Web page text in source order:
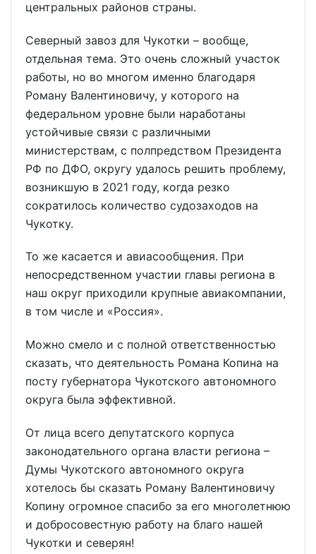
центральных районов страны.
Северный завоз для Чукотки – вообще,
отдельная тема. Это очень сложный участок
работы, но во многом именно благодаря
Роману Валентиновичу, у которого на
федеральном уровне были наработаны
устойчивые связи с различными
министерствам, с полпредством Президента
РФ по ДФО, округу удалось решить проблему,
возникшую в 2021 году, когда резко
сократилось количество судозаходов на
Чукотку.
То же касается и авиасообщения. При
непосредственном участии главы региона в
наш округ приходили крупные авиакомпании,
в том числе и «Россия».
Можно смело и с полной ответственностью
сказать, что деятельность Романа Копина на
посту губернатора Чукотского автономного
округа была эффективной.
От лица всего депутатского корпуса
законодательного органа власти региона –
Думы Чукотского автономного округа
хотелось бы сказать Роману Валентиновичу
Копину огромное спасибо за его многолетнюю
и добросовестную работу на благо нашей
Чукотки и северян!